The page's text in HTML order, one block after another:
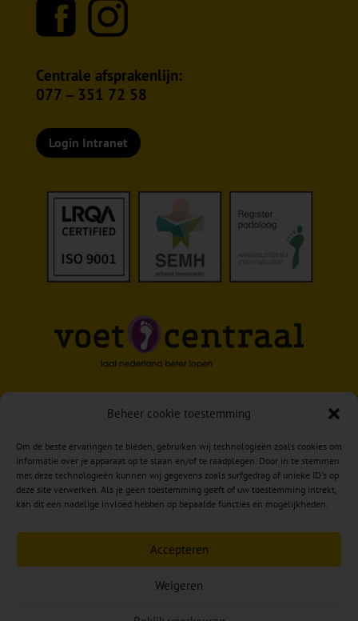
Beheer cookie toestemming
Om de beste ervaringen te bieden, gebruiken wij technologieën zoals cookies om
informatie over je apparaat op te slaan en/of te raadplegen. Door in te stemmen
met deze technologieën kunnen wij gegevens zoals surfgedrag of unieke ID's op
deze site verwerken. Als je geen toestemming geeft of uw toestemming intrekt,
kan dit een nadelige invloed hebben op bepaalde functies en mogelijkheden.
Accepteren
Weigeren
Centrale afsprakenlijn:
077 – 351 72 58
Login Intranet